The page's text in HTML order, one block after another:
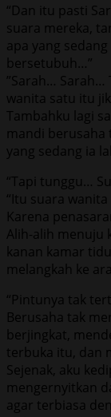
“Dan itu pasti
suara mereka,
apa yang
bersetubuh…”
”Sarah… Sarah…
wanita satu itu
Tambahku lagi
mandi berusaha
yang sedang ia
“Tapi tunggu…
“Itu suara
Karena
Alih-alih menuju
kanan kamar
melangkah ke
“Pintunya tak
Berusaha tak
berjingkat,
terbuka itu, dan
Sejenak, aku
mengernyitkan
agar terbiasa